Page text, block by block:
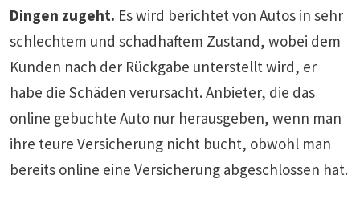
Dingen zugeht. Es wird berichtet von Autos in sehr
schlechtem und schadhaftem Zustand, wobei dem
Kunden nach der Rückgabe unterstellt wird, er
habe die Schäden verursacht. Anbieter, die das
online gebuchte Auto nur herausgeben, wenn man
ihre teure Versicherung nicht bucht, obwohl man
bereits online eine Versicherung abgeschlossen hat.